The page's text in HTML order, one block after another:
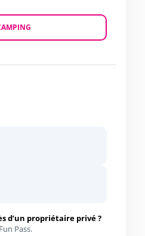
d’un propriétaire privé ?
Pass.